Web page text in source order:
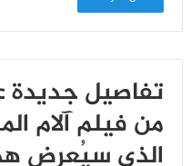
تفاصيل جديدة
من فيلم آلام
الذي سيُعرض